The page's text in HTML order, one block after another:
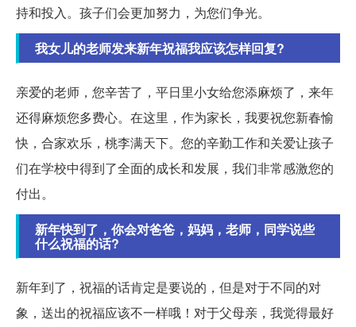
持和投入。孩子们会更加努力，为您们争光。
我女儿的老师发来新年祝福我应该怎样回复?
亲爱的老师，您辛苦了，平日里小女给您添麻烦了，来年
还得麻烦您多费心。在这里，作为家长，我要祝您新春愉
快，合家欢乐，桃李满天下。您的辛勤工作和关爱让孩子
们在学校中得到了全面的成长和发展，我们非常感激您的
付出。
新年快到了，你会对爸爸，妈妈，老师，同学说些
什么祝福的话?
新年到了，祝福的话肯定是要说的，但是对于不同的对
象，送出的祝福应该不一样哦！对于父母亲，我觉得最好